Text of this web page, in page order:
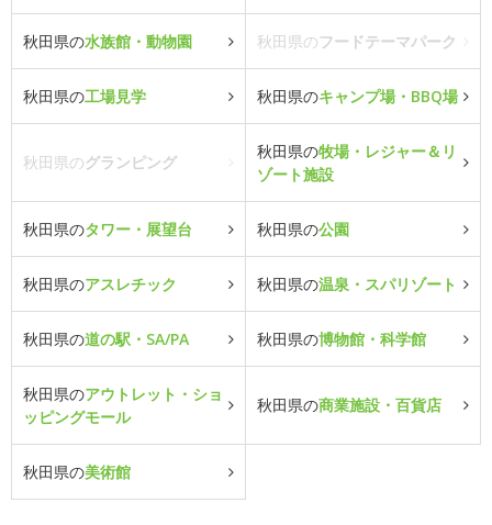
秋田県の水族館・動物園 秋田県のフードテーマパーク
秋田県の工場見学 秋田県のキャンプ場・BBQ場
秋田県のグランピング
秋田県の牧場・レジャー＆リ
ゾート施設
秋田県のタワー・展望台 秋田県の公園
秋田県のアスレチック 秋田県の温泉・スパリゾート
秋田県の道の駅・SA/PA 秋田県の博物館・科学館
秋田県のアウトレット・ショ
ッピングモール
秋田県の商業施設・百貨店
秋田県の美術館